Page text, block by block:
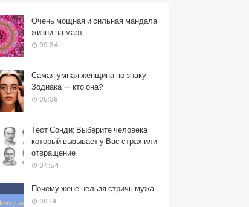
Очень мощная и сильная мандала
жизни на март
09:34
Самая умная женщина по знаку
Зодиака — кто она?
05:38
Тест Сонди: Выберите человека
который вызывает у Вас страх или
отвращение
04:54
Почему жене нельзя стричь мужа
00:19